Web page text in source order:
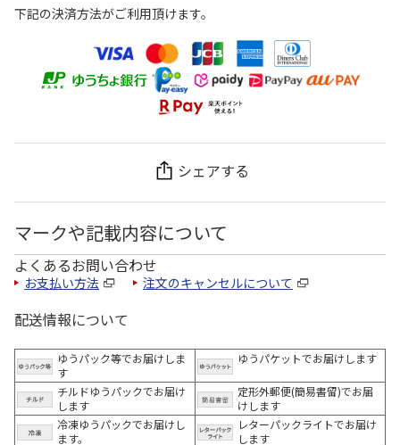
下記の決済方法がご利用頂けます。
シェアする
マークや記載内容について
よくあるお問い合わせ
お支払い方法 注文のキャンセルについて
配送情報について
ゆうパック等でお届けしま
す
ゆうパケットでお届けします
チルドゆうパックでお届け
します
定形外郵便(簡易書留)でお届
けします
冷凍ゆうパックでお届けし
ます。
レターパックライトでお届け
します